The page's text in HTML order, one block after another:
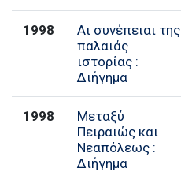
1998
Αι συνέπειαι της
παλαιάς
ιστορίας :
Διήγημα
1998
Μεταξύ
Πειραιώς και
Νεαπόλεως :
Διήγημα